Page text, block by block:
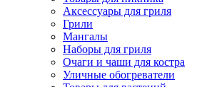
Аксессуары для гриля
Грили
Мангалы
Наборы для гриля
Очаги и чаши для костра
Уличные обогреватели